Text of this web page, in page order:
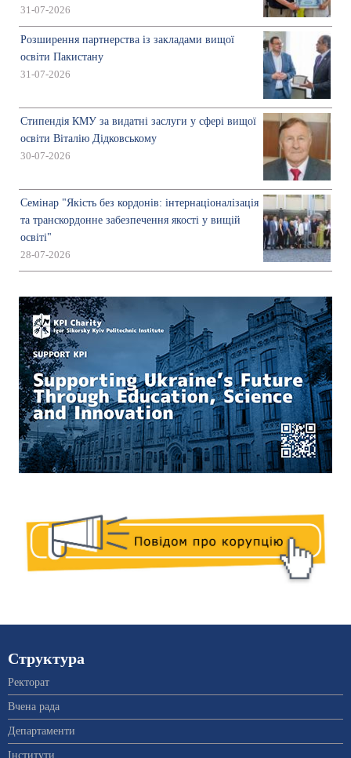
31-07-2026
Розширення партнерства із закладами вищої
освіти Пакистану
31-07-2026
Стипендія КМУ за видатні заслуги у сфері вищої
освіти Віталію Дідковському
30-07-2026
Семінар "Якість без кордонів: інтернаціоналізація
та транскордонне забезпечення якості у вищій
освіті"
28-07-2026
Структура
Ректорат
Вчена рада
Департаменти
Інститути